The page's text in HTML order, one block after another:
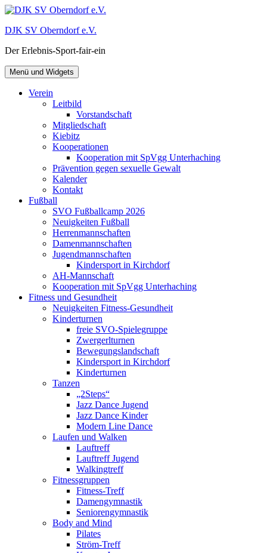
Zum
springen
DJK SV Oberndorf e.V.
Der Erlebnis-Sport-fair-ein
Menü und Widgets
Verein
Leitbild
Vorstandschaft
Mitgliedschaft
Kiebitz
Kooperationen
Kooperation mit SpVgg Unterhaching
Prävention gegen sexuelle Gewalt
Kalender
Kontakt
Fußball
SVO Fußballcamp 2026
Neuigkeiten Fußball
Herrenmannschaften
Damenmannschaften
Jugendmannschaften
Kindersport in Kirchdorf
AH-Mannschaft
Kooperation mit SpVgg Unterhaching
Fitness und Gesundheit
Neuigkeiten Fitness-Gesundheit
Kinderturnen
freie SVO-Spielegruppe
Zwergerlturnen
Bewegungslandschaft
Kindersport in Kirchdorf
Kinderturnen
Tanzen
„2Steps“
Jazz Dance Jugend
Jazz Dance Kinder
Modern Line Dance
Laufen und Walken
Lauftreff
Lauftreff Jugend
Walkingtreff
Fitnessgruppen
Fitness-Treff
Damengymnastik
Seniorengymnastik
Body and Mind
Pilates
Ström-Treff